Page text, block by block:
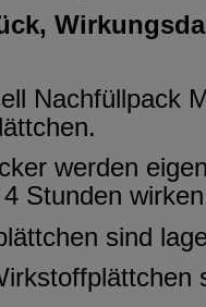
Nachfüllpack
werden
Stunden
sind